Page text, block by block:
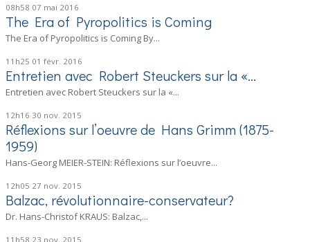
08h58 07 mai 2016
The Era of Pyropolitics is Coming
The Era of Pyropolitics is Coming By...
11h25 01 févr. 2016
Entretien avec Robert Steuckers sur la «...
Entretien avec Robert Steuckers sur la «...
12h16 30 nov. 2015
Réflexions sur l’oeuvre de Hans Grimm (1875-
1959)
Hans-Georg MEIER-STEIN: Réflexions sur l’oeuvre...
12h05 27 nov. 2015
Balzac, révolutionnaire-conservateur?
Dr. Hans-Christof KRAUS: Balzac,...
11h58 23 nov. 2015